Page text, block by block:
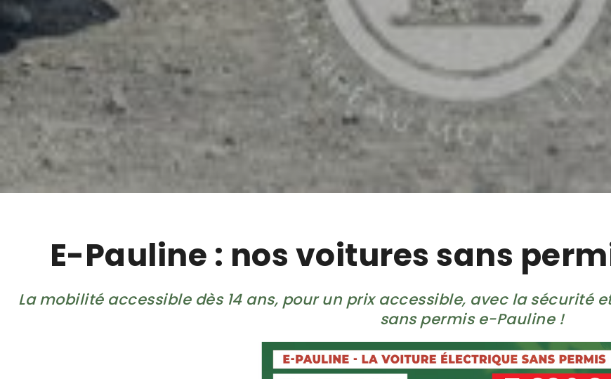
E-Pauline : nos voitures sans
La mobilité accessible dès 14 ans, pour un prix accessible, avec la sécurité
sans permis e-Pauline !